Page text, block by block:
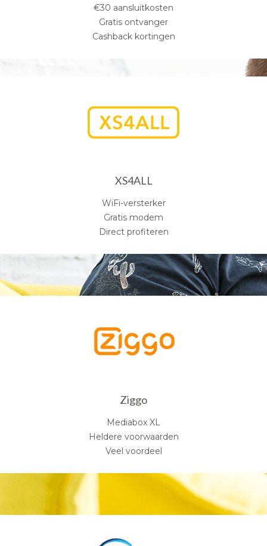
€30 aansluitkosten
Gratis ontvanger
Cashback kortingen
XS4ALL
WiFi-versterker
Gratis modem
Direct profiteren
Ziggo
Mediabox XL
Heldere voorwaarden
Veel voordeel